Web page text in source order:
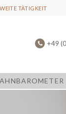
TÄTIGKEIT
+49